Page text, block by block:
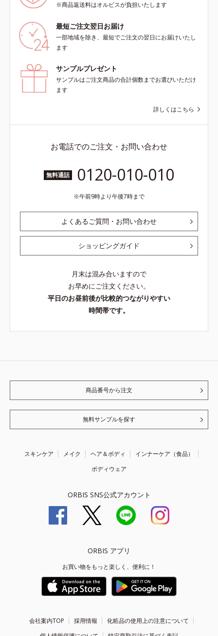
※商品返送料はオルビスが負担いたします
最短ご注文翌日お届け
一部地域を除き、最短でご注文の翌日にお届けいたし
ます
サンプルプレゼント
サンプルはご注文商品の合計個数までお選びいただけ
ます
詳しくはこちら
お電話でのご注文・お問い合わせ
無料通話 0120-010-010
午前9時より午後7時まで
よくあるご質問・お問い合わせ
ショッピングガイド
月末は混み合いますので
お早めにご注文ください。
平日のお昼前後が比較的つながりやすい
時間帯です。
商品番号から注文
無料サンプルを探す
スキンケア メイク ヘア＆ボディ
インナーケア（食品）
ボディウェア
ORBIS SNS公式アカウント
ORBIS アプリ
お買い物をもっと楽しく、便利に！
会社案内TOP 採用情報
化粧品の使用上の注意について